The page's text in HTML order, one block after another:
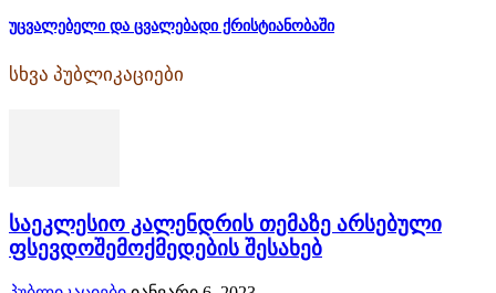
უცვალებელი და ცვალებადი ქრისტიანობაში
სხვა პუბლიკაციები
საეკლესიო კალენდრის თემაზე არსებული
ფსევდოშემოქმედების შესახებ